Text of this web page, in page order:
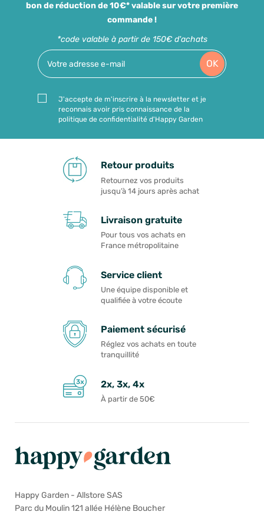
bon de réduction de 10€* valable sur votre première
commande !
*code valable à partir de 150€ d'achats
OK
J'accepte de m'inscrire à la newsletter et je
reconnais avoir pris connaissance de la
politique de confidentialité d'Happy Garden
Retour produits
Retournez vos produits
jusqu’à 14 jours après achat
Livraison gratuite
Pour tous vos achats en
France métropolitaine
Service client
Une équipe disponible et
qualifiée à votre écoute
Paiement sécurisé
Réglez vos achats en toute
tranquillité
2x, 3x, 4x
À partir de 50€
Happy Garden - Allstore SAS
Parc du Moulin 121 allée Hélène Boucher